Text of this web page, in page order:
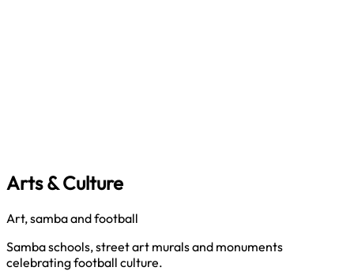
Arts & Culture
Art, samba and football
Samba schools, street art murals and monuments
celebrating football culture.